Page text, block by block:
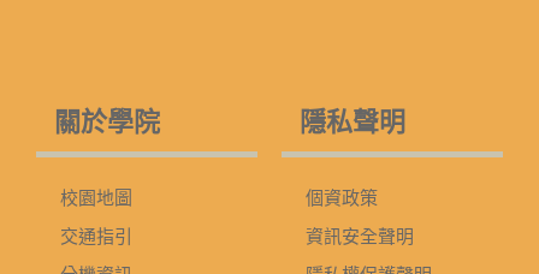
關於學院
校園地圖
交通指引
隱私聲明
個資政策
資訊安全聲明